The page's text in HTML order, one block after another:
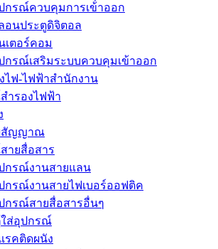
กรณ์ควบคุมการเข้่าออก
อนประตูดิจิตอล
เตอร์คอม
กรณ์เสริมระบบควบคุมเข้าออก
ไฟ-ไฟฟ้าสำนักงาน
ำรองไฟฟ้า
สัญญาณ
ายสื่อสาร
กรณ์งานสายแลน
กรณ์งานสายไฟเบอร์ออฟติค
กรณ์สายสื่อสารอื่นๆ
ส่อุปกรณ์
รคติดผนัง